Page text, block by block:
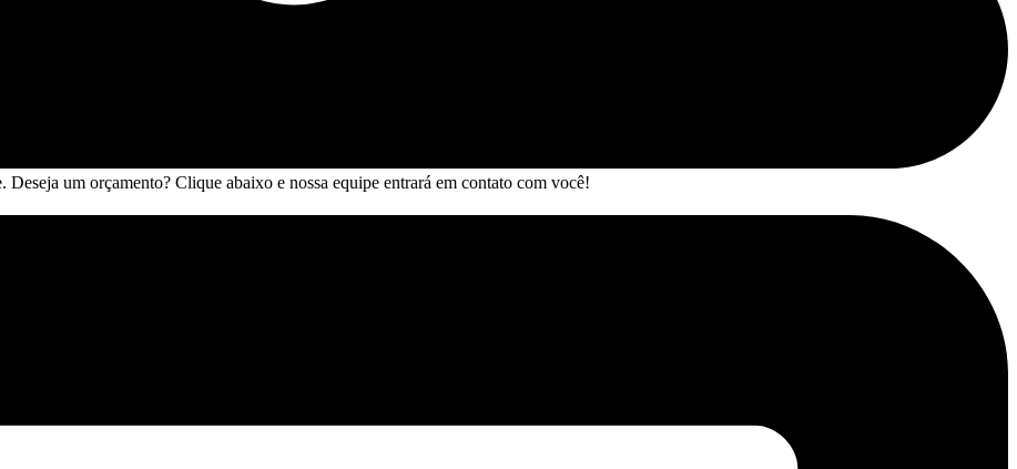
um orçamento? Clique abaixo e nossa equipe entrará em contato com você!